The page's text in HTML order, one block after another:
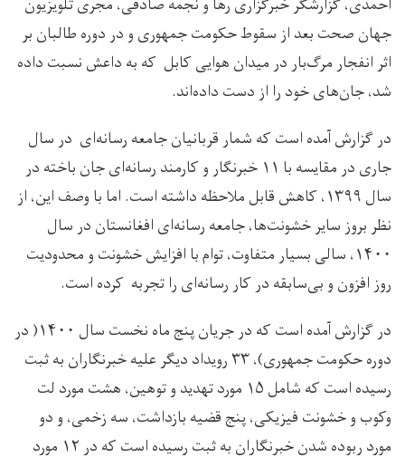
احمدی، گزارشگر خبرگزاری رها و نجمه صادقی، مجری تلویزیون
جهان صحت بعد از سقوط حکومت جمهوری و در دوره طالبان بر
اثر انفجار مرگ‌بار در میدان هوایی کابل که به داعش نسبت داده
شد، جان‌های خود را از دست داده‌اند.
در گزارش آمده است که شمار قربانیان جامعه رسانه‌ای در سال
جاری در مقایسه با ۱۱ خبرنگار و کارمند رسانه‌ای جان باخته در
سال ۱۳۹۹، کاهش قابل ملاحظه داشته است. اما با وصف این، از
نظر بروز سایر خشونت‌ها، جامعه رسانه‌ای افغانستان در سال
۱۴۰۰، سالی بسیار متفاوت، توام با افزایش خشونت و محدودیت
روز افزون و بی‌سابقه‌ در کار رسانه‌ای را تجربه کرده است.
در گزارش آمده است که در جریان پنج ماه نخست سال ۱۴۰۰( در
دوره حکومت جمهوری)، ۳۳ رویداد دیگر علیه خبرنگاران به ثبت
رسیده است که شامل ۱۵ مورد تهدید و توهین، هشت مورد لت
وکوب و خشونت فیزیکی، پنج قضیه بازداشت، سه زخمی، و دو
مورد ربوده شدن خبرنگاران به ثبت رسیده است که در ۱۲ مورد